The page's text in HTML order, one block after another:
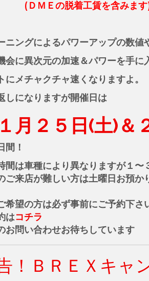
(ＤＭＥの脱着工賃を含みま
ニングによるパワーアップの数値
会に異次元の加速＆パワーを手に
にメチャクチャ速くなりますよ。
しになりますが開催日は
月２５日(土)＆
間！
間は車種により異なりますが１〜
ご来店が難しい方は土曜日お預
希望の方は必ず事前にご予約下さ
はコチラ
お問い合わせお待ちしています
！ＢＲＥＸキャ